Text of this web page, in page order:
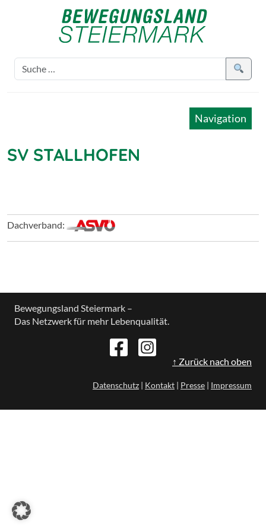
Navigation
SV STALLHOFEN
Dachverband:
Bewegungsland Steiermark –
Das Netzwerk für mehr Lebenqualität.
↑ Zurück nach oben
Datenschutz | Kontakt | Presse | Impressum